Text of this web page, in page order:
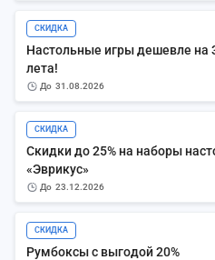
СКИДКА
Настольные игры дешевле на
лета!
до 31.08.2026
СКИДКА
Скидки до 25% на наборы
«Эврикус»
до 23.12.2026
СКИДКА
Румбоксы с выгодой 20%